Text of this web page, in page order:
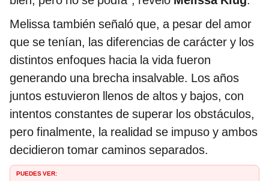
Melissa también señaló que, a pesar del amor
que se tenían, las diferencias de carácter y los
distintos enfoques hacia la vida fueron
generando una brecha insalvable. Los años
juntos estuvieron llenos de altos y bajos, con
intentos constantes de superar los obstáculos,
pero finalmente, la realidad se impuso y ambos
decidieron tomar caminos separados.
PUEDES VER: